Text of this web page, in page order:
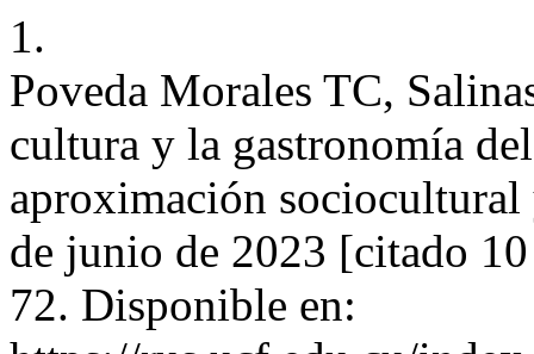
1.
Poveda Morales TC,
cultura y la gastronomía
aproximación
de junio de 2023 [citado
72. Disponible en: